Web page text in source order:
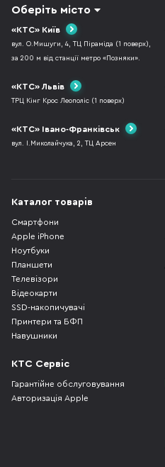
Оберіть місто
«КТС» Київ
вул. О.Мишуги, 4, ТЦ Піраміда (1 поверх),
за 200 м від станції метро «Позняки».
«КТС» Львів
ТРЦ Кінг Крос Леополіс (1 поверх)
«КТС» Івано-Франківськ
вул. І.Миколайчука, 2, ТЦ Арсен
Каталог товарів
Смартфони
Apple iPhone
Ноутбуки
Планшети
Телевізори
Відеокарти
SSD-накопичувачі
Принтери та БФП
Навушники
КТС Сервіс
Гарантійне обслуговування
Авторизація Apple